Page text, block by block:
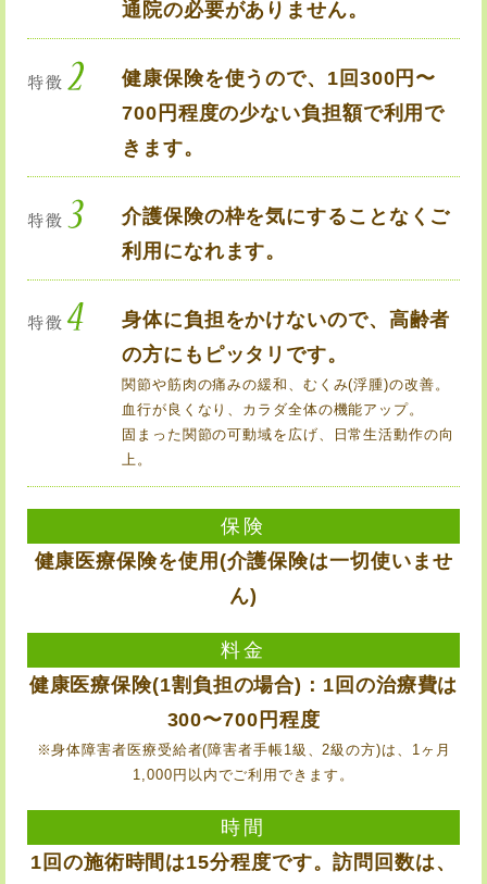
通院の必要がありません。
健康保険を使うので、1回300円〜
700円程度の少ない負担額で利用で
きます。
介護保険の枠を気にすることなくご
利用になれます。
身体に負担をかけないので、高齢者
の方にもピッタリです。
関節や筋肉の痛みの緩和、むくみ(浮腫)の改善。
血行が良くなり、カラダ全体の機能アップ。
固まった関節の可動域を広げ、日常生活動作の向
上。
保険
健康医療保険を使用(介護保険は一切使いませ
ん)
料金
健康医療保険(1割負担の場合)：1回の治療費は
300〜700円程度
※身体障害者医療受給者(障害者手帳1級、2級の方)は、1ヶ月
1,000円以内でご利用できます。
時間
1回の施術時間は15分程度です。訪問回数は、